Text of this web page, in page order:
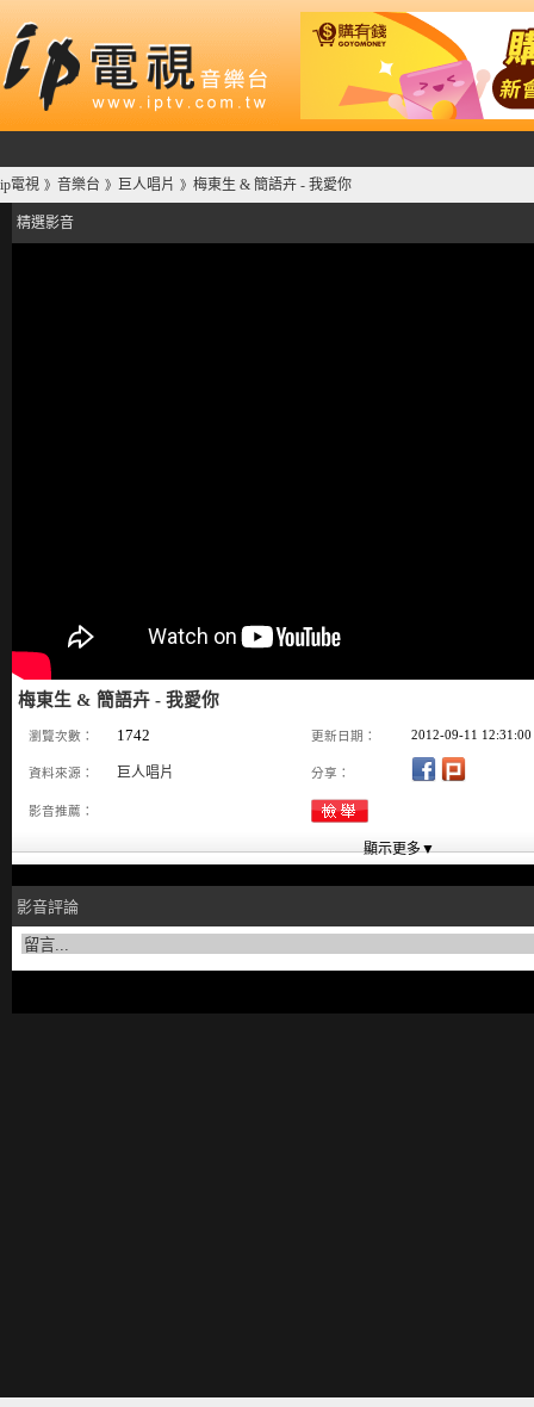
ip電視 》 音樂台 》 巨人唱片 》 梅東生 & 簡語卉 - 我愛你
精選影音
梅東生 & 簡語卉 - 我愛你
瀏覽次數： 1742 更新日期： 2012-09-11 12:31:00
資料來源： 巨人唱片 分享：
影音推薦：
影音評論